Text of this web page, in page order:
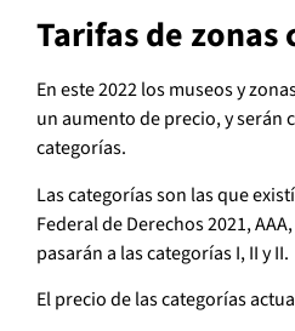
Tarifas de
En este 2022 los museos y
un aumento de precio, y serán
categorías.
Las categorías son las que
Federal de Derechos 2021,
pasarán a las categorías I, II y II.
El precio de las categorías